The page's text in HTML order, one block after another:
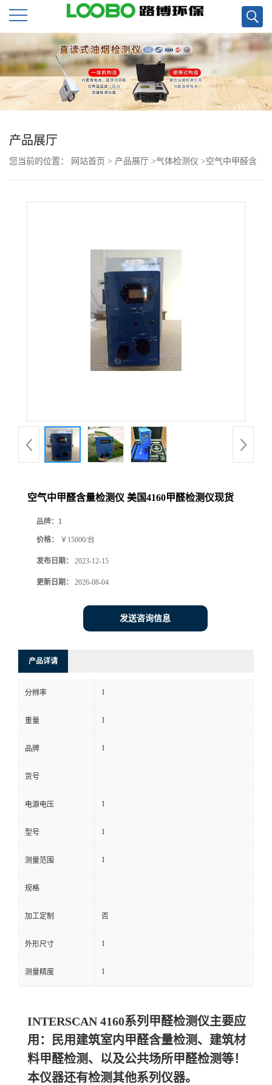
公
司
首
页
公
品
厅
系
方
式
在
线
产品展厅
您当前的位置： 网站首页 > 产品展厅 >气体检测仪 >空气中甲醛含
空气中甲醛含量检测仪 美国4160甲醛检测仪现货
品牌： 1
价格： ￥15000/台
发布日期： 2023-12-15
更新日期： 2026-08-04
发送咨询信息
产品详请
分辨率 1
重量 1
品牌 1
货号
电源电压 1
型号 1
测量范围 1
规格
加工定制 否
外形尺寸 1
测量精度 1
INTERSCAN 4160系列甲醛检测仪主要应
用：民用建筑室内甲醛含量检测、建筑材
料甲醛检测、以及公共场所甲醛检测等！
本仪器还有检测其他系列仪器。